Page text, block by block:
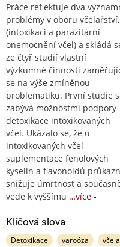
Práce reflektuje dva
problémy v oboru včelařství,
(intoxikaci a parazitární
onemocnění včel) a skládá
ze čtyř studií vlastní
výzkumné činnosti
se na výše zmíněnou
problematiku. První studie
zabývá možnostmi podpory
detoxikace intoxikovaných
včel. Ukázalo se, že u
intoxikovaných včel
suplementace fenolových
kyselin a flavonoidů
snižuje úmrtnost a
vede k vyššímu …více
Klíčová slova
Detoxikace varoóza včela